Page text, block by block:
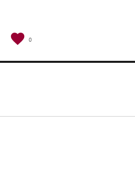
0